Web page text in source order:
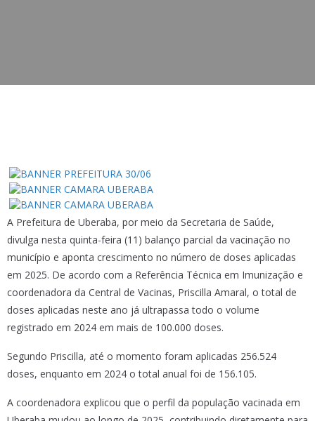
A Prefeitura de Uberaba, por meio da Secretaria de Saúde,
divulga nesta quinta-feira (11) balanço parcial da vacinação no
município e aponta crescimento no número de doses aplicadas
em 2025. De acordo com a Referência Técnica em Imunização e
coordenadora da Central de Vacinas, Priscilla Amaral, o total de
doses aplicadas neste ano já ultrapassa todo o volume
registrado em 2024 em mais de 100.000 doses.
Segundo Priscilla, até o momento foram aplicadas 256.524
doses, enquanto em 2024 o total anual foi de 156.105.
A coordenadora explicou que o perfil da população vacinada em